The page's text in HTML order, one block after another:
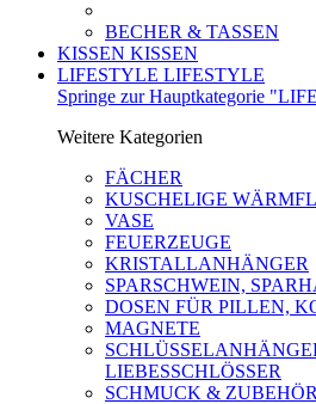
BECHER & TASSEN
KISSEN KISSEN
LIFESTYLE LIFESTYLE
Springe zur Hauptkategorie
Weitere Kategorien
FÄCHER
KUSCHELIGE
VASE
FEUERZEUGE
KRISTALLANHÄNGER
SPARSCHWEIN,
DOSEN FÜR PILLEN,
MAGNETE
LIEBESSCHLÖSSER
SCHMUCK & ZUBEHÖR